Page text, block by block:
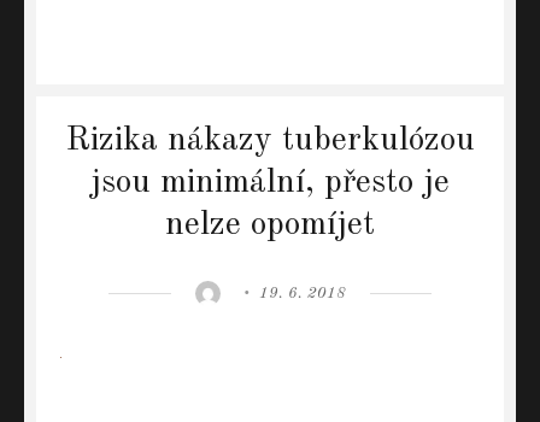
Rizika nákazy tuberkulózou
jsou minimální, přesto je
nelze opomíjet
AuthorPosted
19. 6. 2018